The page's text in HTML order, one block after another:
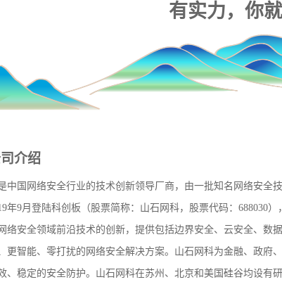
有实力，你就
介绍
中国网络安全行业的技术创新领导厂商，由一批知名网络安全
年9月登陆科创板（股票简称：山石网科，股票代码：688030
络安全领域前沿技术的创新，提供包括边界安全、云安全、数
更智能、零打扰的网络安全解决方案。山石网科为金融、政府
、稳定的安全防护。山石网科在苏州、北京和美国硅谷均设有